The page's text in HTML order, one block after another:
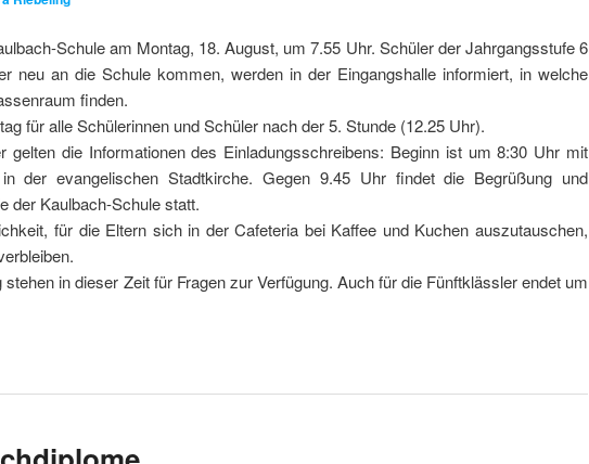
Schule am Montag, 18. August, um 7.55 Uhr. Schüler der Jahrgangsstufe 6
neu an die Schule kommen, werden in der Eingangshalle informiert, in welche
finden.
für alle Schülerinnen und Schüler nach der 5. Stunde (12.25 Uhr).
gelten die Informationen des Einladungsschreibens: Beginn ist um 8:30 Uhr mit
der evangelischen Stadtkirche. Gegen 9.45 Uhr findet die Begrüßung und
der Kaulbach-Schule statt.
für die Eltern sich in der Cafeteria bei Kaffee und Kuchen auszutauschen,
in dieser Zeit für Fragen zur Verfügung. Auch für die Fünftklässler endet um